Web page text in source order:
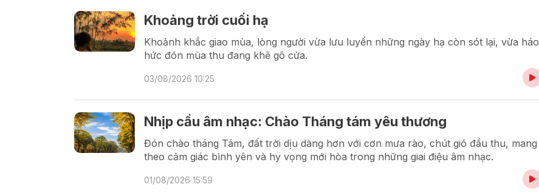
Khoảng trời cuối hạ
Khoảnh khắc giao mùa, lòng người vừa lưu luyến những ngày hạ còn sót lại, vừa háo
hức đón mùa thu đang khẽ gõ cửa.
03/08/2026 10:25
Nhịp cầu âm nhạc: Chào Tháng tám yêu thương
Đón chào tháng Tám, đất trời dịu dàng hơn với cơn mưa rào, chút gió đầu thu, mang
theo cảm giác bình yên và hy vọng mới hòa trong những giai điệu âm nhạc.
01/08/2026 15:59